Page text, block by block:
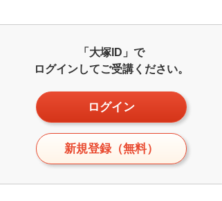
「大塚ID」で
ログインしてご受講ください。
ログイン
新規登録（無料）